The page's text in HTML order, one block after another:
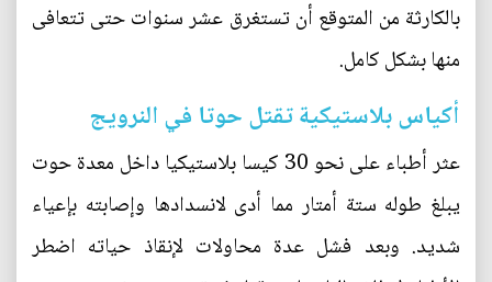
بالكارثة من المتوقع أن تستغرق عشر سنوات حتى تتعافى
منها بشكل كامل.
أكياس بلاستيكية تقتل حوتا في النرويج
عثر أطباء على نحو 30 كيسا بلاستيكيا داخل معدة حوت
يبلغ طوله ستة أمتار مما أدى لانسدادها وإصابته بإعياء
شديد. وبعد فشل عدة محاولات لإنقاذ حياته اضطر